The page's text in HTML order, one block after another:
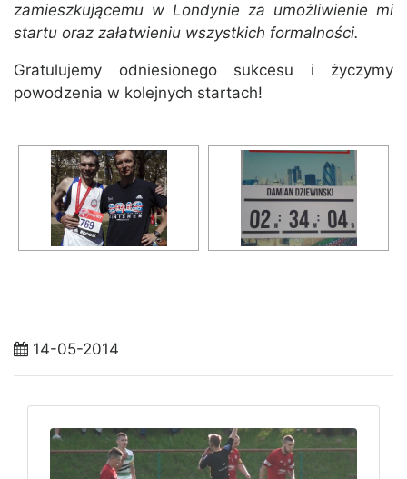
zamieszkującemu w Londynie za umożliwienie mi
startu oraz załatwieniu wszystkich formalności.
Gratulujemy odniesionego sukcesu i życzymy
powodzenia w kolejnych startach!
14-05-2014